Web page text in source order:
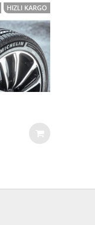
HIZLI KARGO